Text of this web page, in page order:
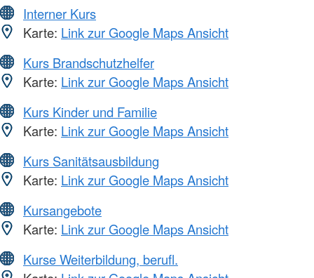
Interner Kurs
Karte: Link zur Google Maps Ansicht
Kurs Brandschutzhelfer
Karte: Link zur Google Maps Ansicht
Kurs Kinder und Familie
Karte: Link zur Google Maps Ansicht
Kurs Sanitätsausbildung
Karte: Link zur Google Maps Ansicht
Kursangebote
Karte: Link zur Google Maps Ansicht
Kurse Weiterbildung, berufl.